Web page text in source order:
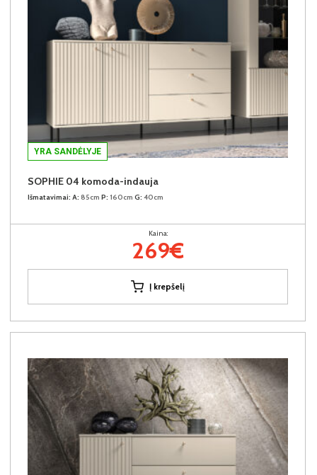
YRA SANDĖLYJE
SOPHIE 04 komoda-indauja
Išmatavimai: A: 85cm P: 160cm G: 40cm
Kaina:
269€
Į krepšelį